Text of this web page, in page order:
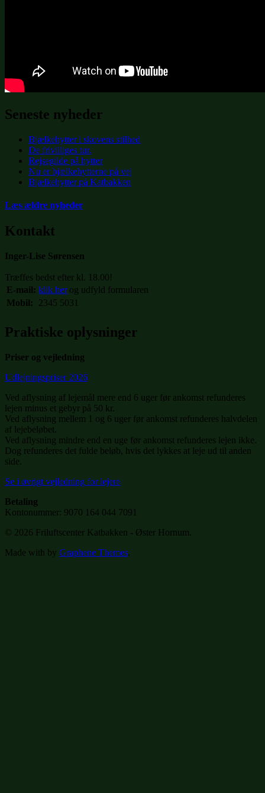
Seneste nyheder
Bjælkehytter i skovens stilhed
De frivilliges tur.
Rejsegilde på hytter
Nu er bjælkehytterne på vej
Bjælkehytter på Katbakken
Læs ældre nyheder
Kontakt
Inger-Lise Sørensen
Træffes bedst efter kl. 18.00!
E-mail: klik herog udfyld formularen
Mobil:
2345 5031
Praktiske oplysninger
Priser og vejledning
Udlejningspriser 2026
Ved aflysning af lejemål mere end 6 uger før ankomst refunderes
lejen minus et gebyr på 50 kr.
Ved aflysning mellem 1 og 6 uger før ankomst refunderes halvdelen
af lejebeløbet.
Ved aflysning mindre end en uge før ankomst refunderes lejen ikke.
Dog refunderes det fulde beløb, hvis det lykkes at leje ud til anden
side.
Se i øvrigt vejledning for lejere
Betaling
Kontonummer: 9070 164 044 7091
© 2026 Friluftscenter Katbakken - Øster Hornum.
Made with by Graphene Themes.